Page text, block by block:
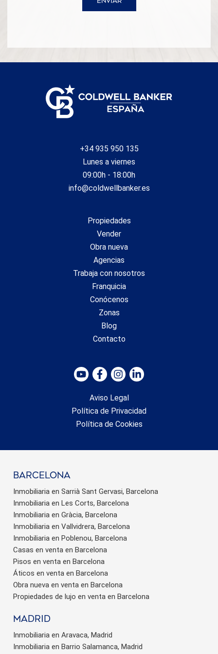
+34 935 950 135
Lunes a viernes
09:00h - 18:00h
info@coldwellbanker.es
Propiedades
Vender
Obra nueva
Agencias
Trabaja con nosotros
Franquicia
Conócenos
Zonas
Blog
Contacto
Aviso Legal
Política de Privacidad
Política de Cookies
barcelona
Inmobiliaria en Sarrià Sant Gervasi, Barcelona
Inmobiliaria en Les Corts, Barcelona
Inmobiliaria en Gràcia, Barcelona
Inmobiliaria en Vallvidrera, Barcelona
Inmobiliaria en Poblenou, Barcelona
Casas en venta en Barcelona
Pisos en venta en Barcelona
Áticos en venta en Barcelona
Obra nueva en venta en Barcelona
Propiedades de lujo en venta en Barcelona
Madrid
Inmobiliaria en Aravaca, Madrid
Inmobiliaria en Barrio Salamanca, Madrid